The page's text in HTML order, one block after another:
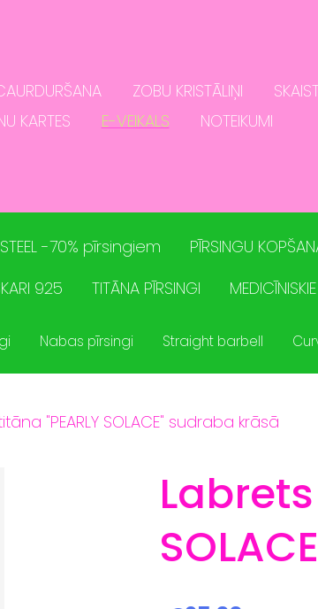
ZOBU KRISTĀLIŅI
KARTES
E-VEIKALS NOTEIKUMI
-70% pīrsingiem PĪRSINGU
925 TITĀNA PĪRSINGI
Nabas pīrsingi Straight barbell
"PEARLY SOLACE" sudraba krāsā